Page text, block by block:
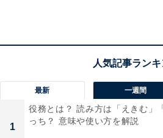
最新 一週間
1
役務とは？ 読み方は「えきむ」
っち？ 意味や使い方を解説